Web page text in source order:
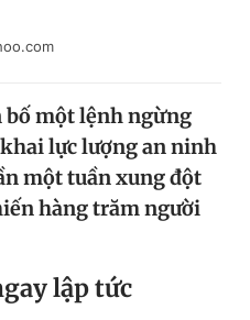
Magazine
Bạn cần biết
bố một lệnh ngừng
lực lượng an ninh
một tuần xung đột
hàng trăm người
lập tức